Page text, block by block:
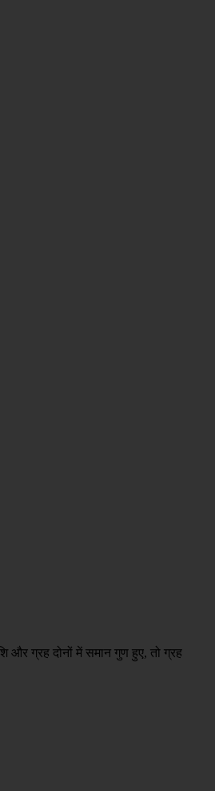
और ग्रह दोनों में समान गुण हुए, तो ग्रह